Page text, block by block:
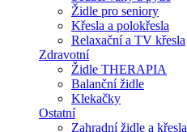
Židle pro seniory
Křesla a polokřesla
Relaxační a TV křesla
Zdravotní
Židle THERAPIA
Balanční židle
Klekačky
Ostatní
Zahradní židle a křesla